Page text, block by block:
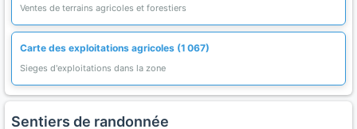
Ventes de terrains agricoles et forestiers
Carte des exploitations agricoles (1 067)
Sieges d'exploitations dans la zone
Sentiers de randonnée